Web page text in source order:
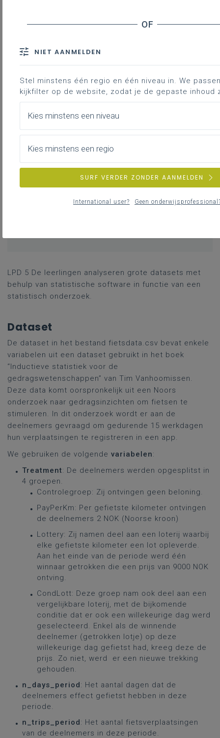
Betrouwbaarheidsinterval
Een korte opmerking bij de gekozen methode
Bronnen en meer weten?
Downloads
In het leerplan statistiek van de 3
graad
leerplandoel over het analyseren van
grote datasets met behulp van
statistische software in functie van een
statistisch onderzoek. Hier is een mogelijk
LPD 5 De leerlingen analyseren grote datasets met
behulp van statistische software in functie van een
statistisch onderzoek.
Dataset
De dataset in het bestand fietsdata.csv bevat enkele
variabelen uit een dataset gebruikt in het boek
“Inductieve statistiek voor de
gedragswetenschappen” van Tim Vanhoomissen.
Deze data komt oorspronkelijk uit een Noors
onderzoek naar gedragsinzichten om fietsen te
stimuleren. In dit onderzoek wordt er aan de
deelnemers gevraagd om gedurende 15 werkdagen
hun verplaatsingen te registreren in een app.
We gebruiken de volgende variabelen:
Treatment: De deelnemers werden opgesplitst in
4 groepen.
Controlegroep: Zij ontvingen geen beloning.
PayPerKm: Per gefietste kilometer ontvingen
de deelnemers 2 NOK (Noorse kroon)
Lottery: Zij namen deel aan een loterij waarbij
elke gefietste kilometer een lot opleverde.
Aan het einde van de periode werd één
winnaar getrokken die een prijs van 9000 NOK
ontving.
CondLott: Deze groep nam ook deel aan een
vergelijkbare loterij, met de bijkomende
conditie dat er ook een willekeurige dag werd
geselecteerd. Enkel als de winnende
deelnemer (getrokken lotje) op deze
willekeurige dag gefietst had, kreeg deze de
prijs. Zo niet, werd er een nieuwe trekking
gehouden.
n_days_period: Het aantal dagen dat de
deelnemers effect gefietst hebben in deze
periode.
n_trips_period: Het aantal fietsverplaatsingen
van de deelnemers in deze periode.
NIET AANMELDEN
Stel minstens één regio en één niveau in. We
kijkfilter op de website, zodat je de gepaste inhoud
Kies minstens een niveau
Kies minstens een regio
SURF VERDER ZONDER AANMELDEN
International user? Geen